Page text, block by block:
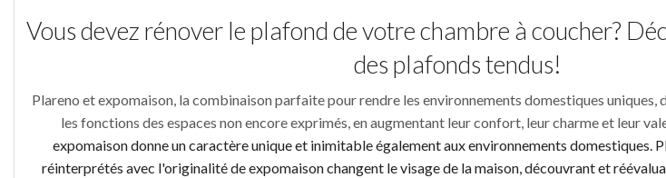
Vous devez rénover le plafond de votre chambre à coucher?
des plafonds tendus!
Plareno et expomaison, la combinaison parfaite pour rendre les environnements domestiques
les fonctions des espaces non encore exprimés, en augmentant leur confort, leur charme et leur
expomaison donne un caractère unique et inimitable également aux environnements domestiques.
réinterprétés avec l'originalité de expomaison changent le visage de la maison, découvrant et